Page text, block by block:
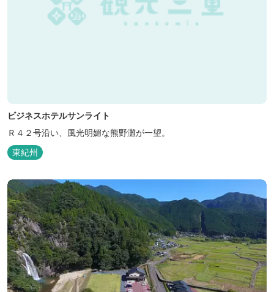
ビジネスホテルサンライト
Ｒ４２号沿い、風光明媚な熊野灘が一望。
東紀州